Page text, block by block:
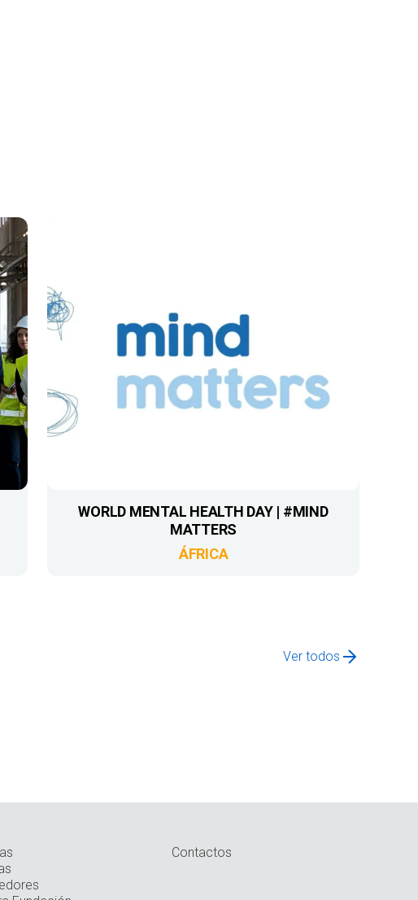
WORLD MENTAL HEALTH DAY | #MIND
MATTERS
ÁFRICA
Ver todos
Contactos